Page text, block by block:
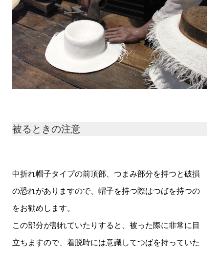
被るときの注意
中折れ帽子タイプの前頂部、つまみ部分を持つと破損
の恐れがありますので、帽子を持つ際はつばを持つの
をお勧めします。
この部分が割れていたりすると、 被った際に非常に目
立ちますので、着脱時には意識してつばを持っていた